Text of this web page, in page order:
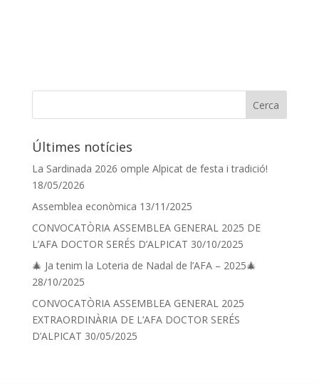
Últimes notícies
La Sardinada 2026 omple Alpicat de festa i tradició!
18/05/2026
Assemblea econòmica 13/11/2025
CONVOCATÒRIA ASSEMBLEA GENERAL 2025 DE
L’AFA DOCTOR SERÉS D’ALPICAT 30/10/2025
🎄 Ja tenim la Loteria de Nadal de l’AFA – 2025🎄
28/10/2025
CONVOCATÒRIA ASSEMBLEA GENERAL 2025
EXTRAORDINÀRIA DE L’AFA DOCTOR SERÉS
D’ALPICAT 30/05/2025